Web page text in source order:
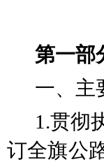
第一部
一、主
1.贯彻
订全旗公